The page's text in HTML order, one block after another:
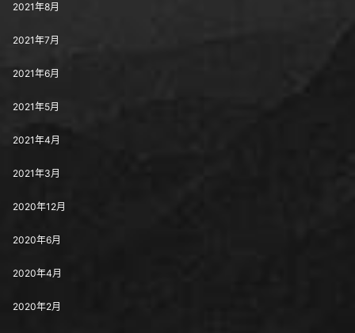
2021年8月
2021年7月
2021年6月
2021年5月
2021年4月
2021年3月
2020年12月
2020年6月
2020年4月
2020年2月